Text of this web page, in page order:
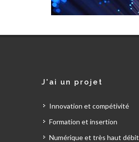
J'ai un projet
Innovation et compétivité
Formation et insertion
Numérique et très haut débit